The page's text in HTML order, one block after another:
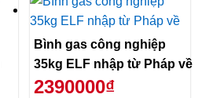
Bình gas công nghiệp
35kg ELF nhập từ Pháp về
2390000₫